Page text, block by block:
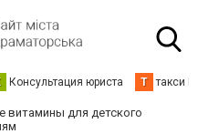
Консультация юриста Т такси
витамины для детского